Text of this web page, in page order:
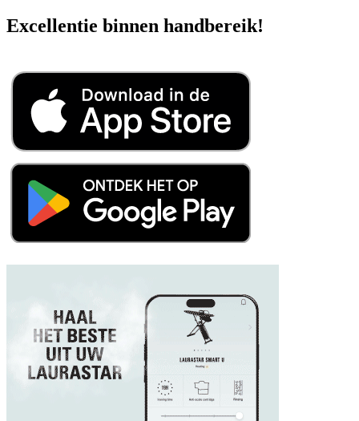
Excellentie binnen handbereik!